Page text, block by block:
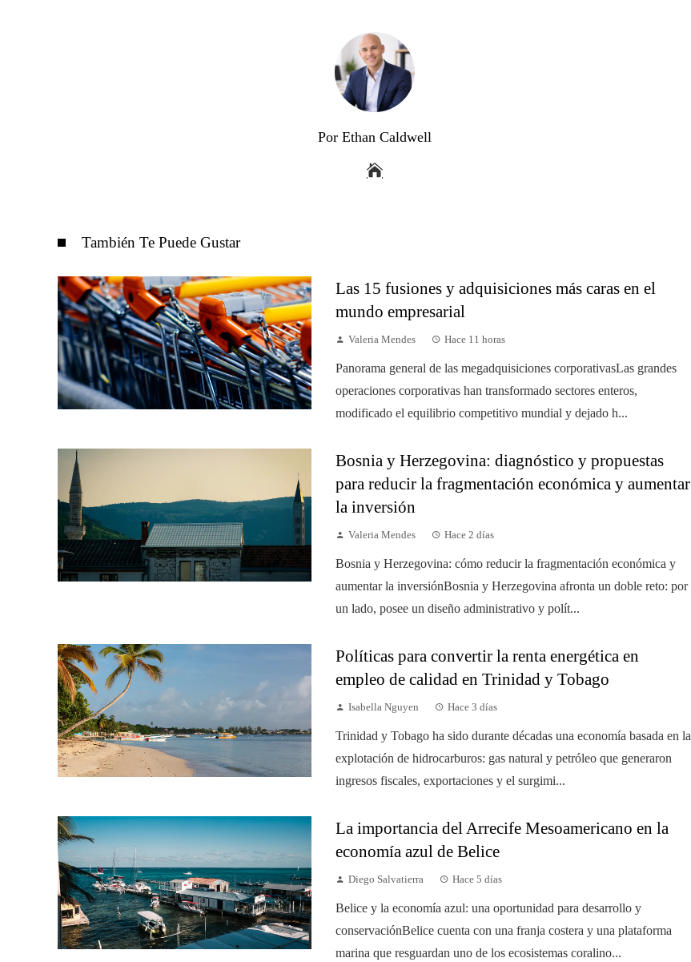
Por Ethan Caldwell
También Te Puede Gustar
Las 15 fusiones y adquisiciones más caras en el
mundo empresarial
Valeria Mendes Hace 11 horas
Panorama general de las megadquisiciones corporativasLas grandes
operaciones corporativas han transformado sectores enteros,
modificado el equilibrio competitivo mundial y dejado h...
Bosnia y Herzegovina: diagnóstico y propuestas
para reducir la fragmentación económica y aumentar
la inversión
Valeria Mendes Hace 2 días
Bosnia y Herzegovina: cómo reducir la fragmentación económica y
aumentar la inversiónBosnia y Herzegovina afronta un doble reto: por
un lado, posee un diseño administrativo y polít...
Políticas para convertir la renta energética en
empleo de calidad en Trinidad y Tobago
Isabella Nguyen Hace 3 días
Trinidad y Tobago ha sido durante décadas una economía basada en la
explotación de hidrocarburos: gas natural y petróleo que generaron
ingresos fiscales, exportaciones y el surgimi...
La importancia del Arrecife Mesoamericano en la
economía azul de Belice
Diego Salvatierra Hace 5 días
Belice y la economía azul: una oportunidad para desarrollo y
conservaciónBelice cuenta con una franja costera y una plataforma
marina que resguardan uno de los ecosistemas coralino...